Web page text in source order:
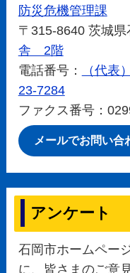
防災危機管理課
〒315-8640 茨城
舎 2階
電話番号：
（代表
23-7284
ファクス番号：
メールでお問い合
アンケート
石岡市ホームペー
に、皆さまのご意